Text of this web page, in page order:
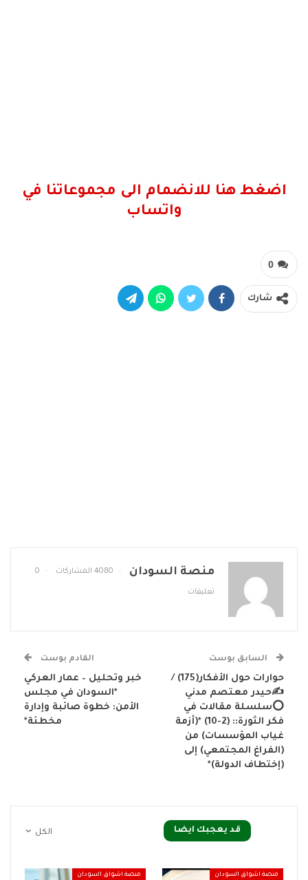
اضغط هنا للانضمام الى مجموعاتنا في
واتساب
0
شارك
منصة السودان 4080 المشاركات 0
تعليقات
السابق بوست
حوارات حول الأفكار(175) /
✍️حيدر معتصم مدني
⭕سلسلة مقالات في
فكر الثورة:: (2-10) *(أزمة
غياب المؤسسات) من
(الفراغ المجتمعي) إلى
(إختطاف الدولة)*
القادم بوست
خبر وتحليل – عمار العركي
*السودان في مجلس
الأمن: خطوة صائبة وإدارة
مخطئة*
الكل قد يعجبك ايضا
منصة اشواق السودان منصة اشواق السودان